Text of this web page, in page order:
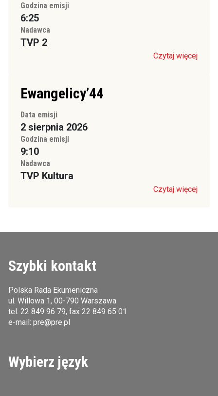
Godzina emisji
6:25
Nadawca
TVP 2
Czytaj więcej
Ewangelicy’44
Data emisji
2 sierpnia 2026
Godzina emisji
9:10
Nadawca
TVP Kultura
Czytaj więcej
Szybki kontakt
Polska Rada Ekumeniczna
ul. Willowa 1, 00-790 Warszawa
tel. 22 849 96 79, fax 22 849 65 01
e-mail: pre@pre.pl
Wybierz język